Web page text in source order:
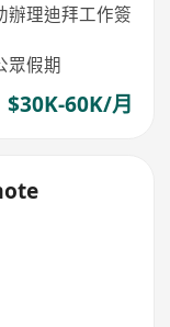
辦理迪拜工作簽
眾假期
$30K-60K/月